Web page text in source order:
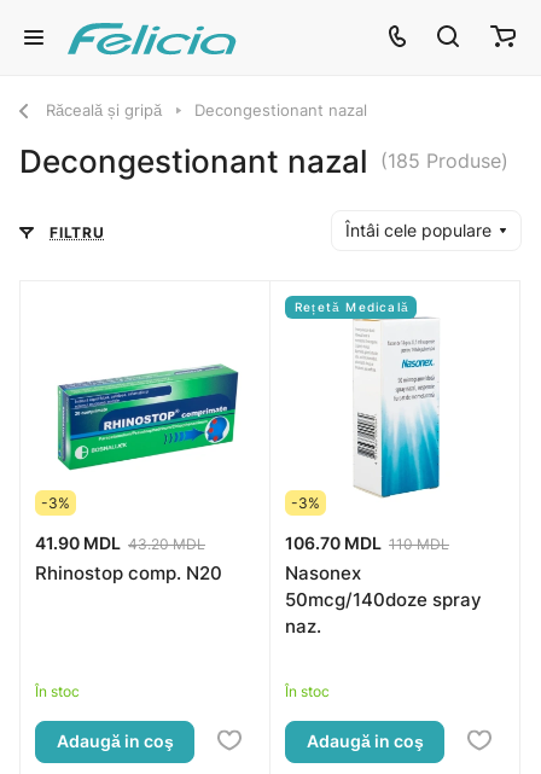
Răceală și gripă Decongestionant nazal
Decongestionant nazal (185 Produse)
FILTRU Întâi cele populare
-3%
41.90 MDL 43.20 MDL
Rhinostop comp. N20
În stoc
Adaugă in coş
Rețetă Medicală
-3%
106.70 MDL 110 MDL
Nasonex
50mcg/140doze spray
naz.
În stoc
Adaugă in coş